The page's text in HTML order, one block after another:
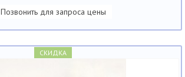
Позвонить для запроса цены
СКИДКА